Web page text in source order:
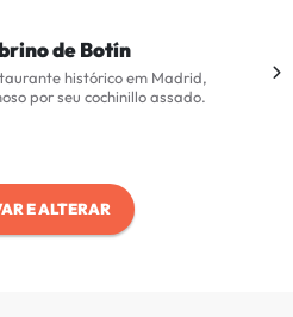
de Botín
histórico em Madrid,
por seu cochinillo assado.
E ALTERAR